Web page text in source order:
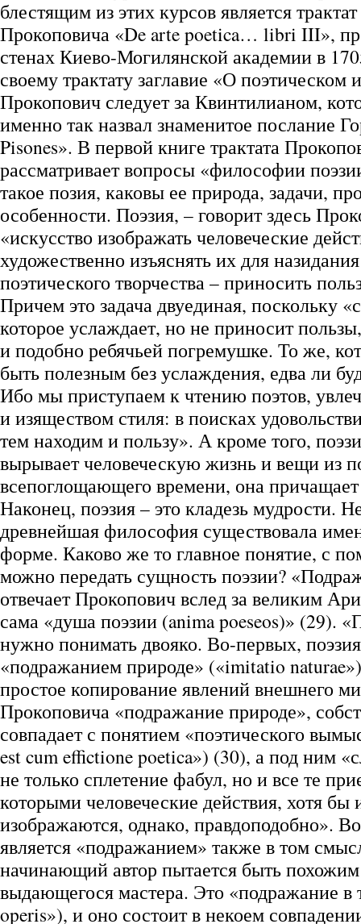
блестящим из этих курсов является
Прокоповича «De arte poetica… libri III»,
стенах Киево-Могилянской академии в
своему трактату заглавие «О поэтическом
Прокопович следует за Квинтилианом,
именно так назвал знаменитое послание
Pisones». В первой книге трактата
рассматривает вопросы «философии
такое позия, каковы ее природа, задачи,
особенности. Поэзия, – говорит здесь
«искусство изображать человеческие
художественно изъяснять их для
поэтического творчества – приносить
Причем это задача двуединая, поскольку
которое услаждает, но не приносит
и подобно ребячьей погремушке. То же,
быть полезным без услаждения, едва ли
Ибо мы приступаем к чтению поэтов,
и изяществом стиля: в поисках
тем находим и пользу». А кроме того,
вырывает человеческую жизнь и вещи из
всепоглощающего времени, она
Наконец, поэзия – это кладезь мудрости.
древнейшая философия существовала
форме. Каково же то главное понятие, с
можно передать сущность поэзии?
отвечает Прокопович вслед за великим
сама «душа поэзии (anima poeseos)» (29).
нужно понимать двояко. Во-первых, поэзия
«подражанием природе» («imitatio
простое копирование явлений внешнего
Прокоповича «подражание природе»,
совпадает с понятием «поэтического
est cum effictione poetica») (30), а под ним
не только сплетение фабул, но и все те
которыми человеческие действия, хотя
изображаются, однако, правдоподобно».
является «подражанием» также в том
начинающий автор пытается быть похожим
выдающегося мастера. Это «подражание в
operis»), и оно состоит в некоем